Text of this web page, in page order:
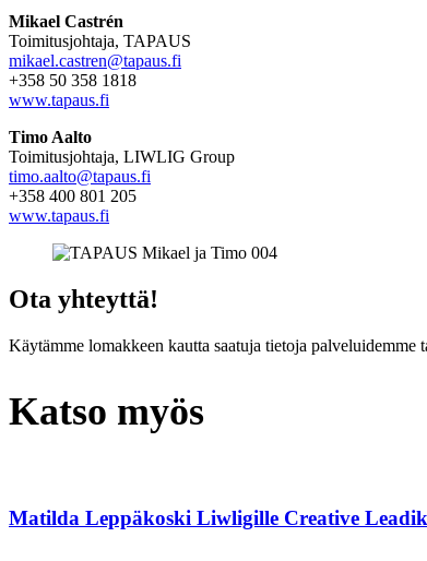
Mikael Castrén
Toimitusjohtaja, TAPAUS
mikael.castren@tapaus.fi
+358 50 358 1818
www.tapaus.fi
Timo Aalto
Toimitusjohtaja, LIWLIG Group
timo.aalto@tapaus.fi
+358 400 801 205
www.tapaus.fi
Ota yhteyttä!
Käytämme lomakkeen kautta saatuja tietoja
Katso myös
Matilda Leppäkoski Liwligille Creative